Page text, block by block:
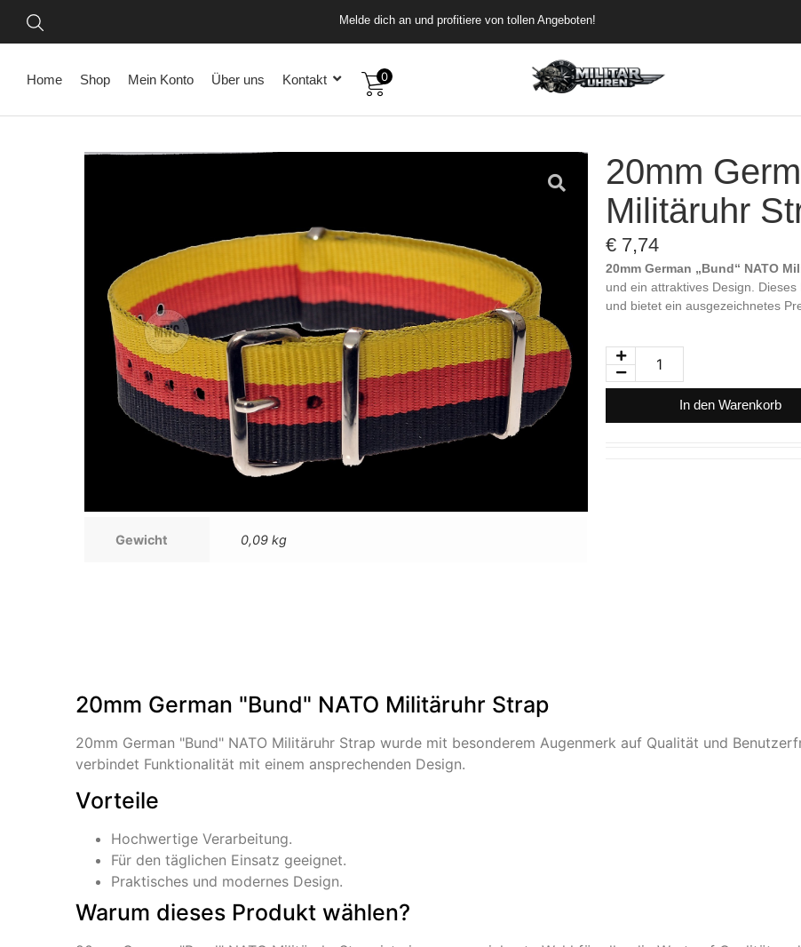
Melde dich an und profitiere von tollen Angeboten!
Home Shop Mein Konto Über uns Kontakt 0
Gewicht 0,09 kg
20mm
Militäruhr
€ 7,74
20mm German „Bund“ NATO
und ein attraktives Design.
und bietet ein ausgezeichnetes
In den Warenkorb
20mm German "Bund" NATO Militäruhr Strap
20mm German "Bund" NATO Militäruhr Strap wurde mit besonderem Augenmerk auf Qualität und
verbindet Funktionalität mit einem ansprechenden Design.
Vorteile
Hochwertige Verarbeitung.
Für den täglichen Einsatz geeignet.
Praktisches und modernes Design.
Warum dieses Produkt wählen?